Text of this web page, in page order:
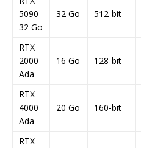
5090
32 Go
32 Go 512-bit
RTX
2000
Ada
16 Go 128-bit
RTX
4000
Ada
20 Go 160-bit
RTX